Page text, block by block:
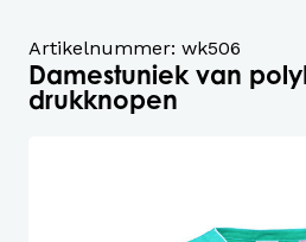
Artikelnummer: wk506
Damestuniek van
drukknopen